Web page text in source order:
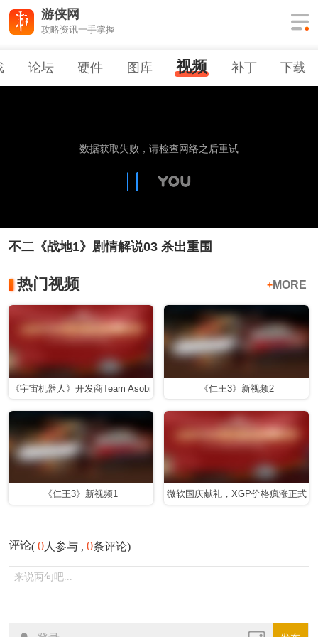
游侠网
攻略资讯一手掌握
论坛 硬件 图库 视频 补丁 下载
不二《战地1》剧情解说03 杀出重围
热门视频 +MORE
《宇宙机器人》开发商Team Asobi
发布神秘预告
《仁王3》新视频2
《仁王3》新视频1
微软国庆献礼，XGP价格疯涨正式
评论( 0人参与 , 0条评论)